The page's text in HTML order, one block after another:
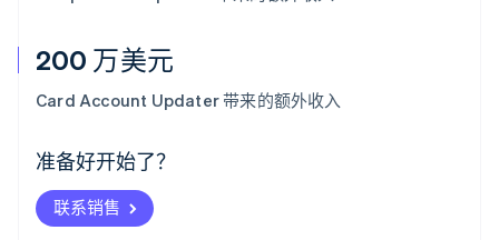
200 万美元
Card Account Updater 带来的额外收入
准备好开始了？
联系销售
阿联酋
爱尔兰
爱沙尼亚
English
奥地利
Deutsch English